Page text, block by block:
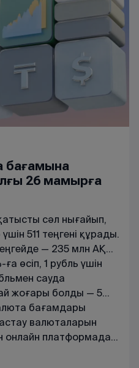
бағамына
26 мамырға
сәл нығайып,
511 теңгені құрады.
— 235 млн АҚШ
өсіп, 1 рубль үшін
сауда
жоғары болды — 5
бағамдары
валюталарын
онлайн платформада